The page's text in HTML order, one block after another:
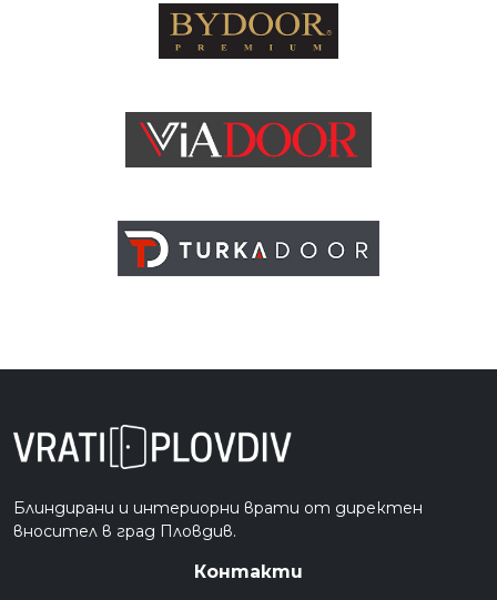
Блиндирани и интериорни врати от директен
вносител в град Пловдив.
Контакти